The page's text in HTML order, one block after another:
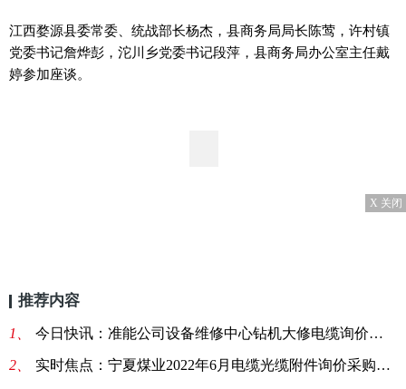
江西婺源县委常委、统战部长杨杰，县商务局局长陈莺，许村镇
党委书记詹烨彭，沱川乡党委书记段萍，县商务局办公室主任戴
婷参加座谈。
X 关闭
推荐内容
1、 今日快讯：准能公司设备维修中心钻机大修电缆询价采购结果公告
2、 实时焦点：宁夏煤业2022年6月电缆光缆附件询价采购结果公告